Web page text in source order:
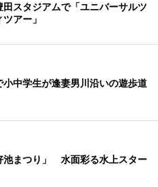
田スタジアムで「ユニバーサルツ
アー」
小中学生が逢妻男川沿いの遊歩道
池まつり」 水面彩る水上スター